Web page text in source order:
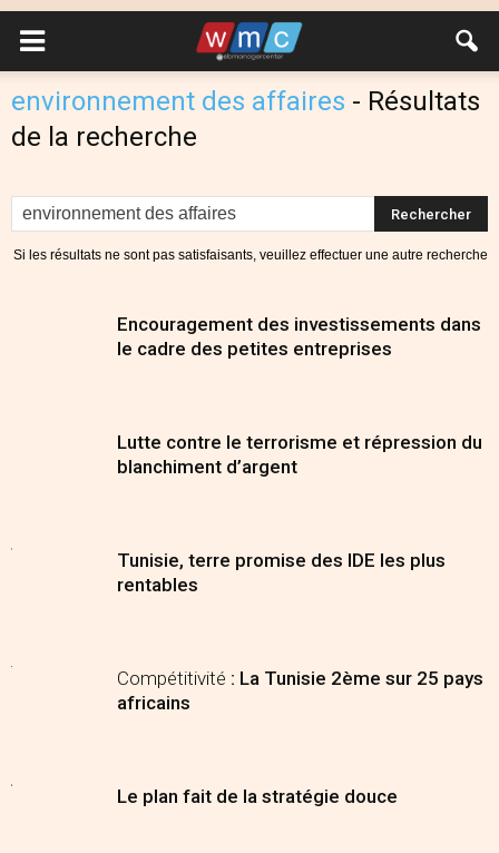
environnement des affaires - Résultats
de la recherche
Si les résultats ne sont pas satisfaisants, veuillez effectuer une autre recherche
Encouragement des investissements dans
le cadre des petites entreprises
Lutte contre le terrorisme et répression du
blanchiment d’argent
Tunisie, terre promise des IDE les plus
rentables
Compétitivité : La Tunisie 2ème sur 25 pays
africains
Le plan fait de la stratégie douce